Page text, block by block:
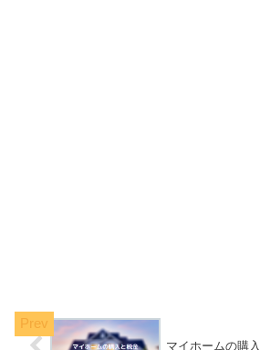
マイホームの購